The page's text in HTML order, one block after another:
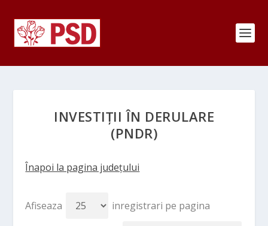
INVESTIȚII ÎN DERULARE
(PNDR)
Înapoi la pagina județului
Afiseaza inregistrari pe pagina